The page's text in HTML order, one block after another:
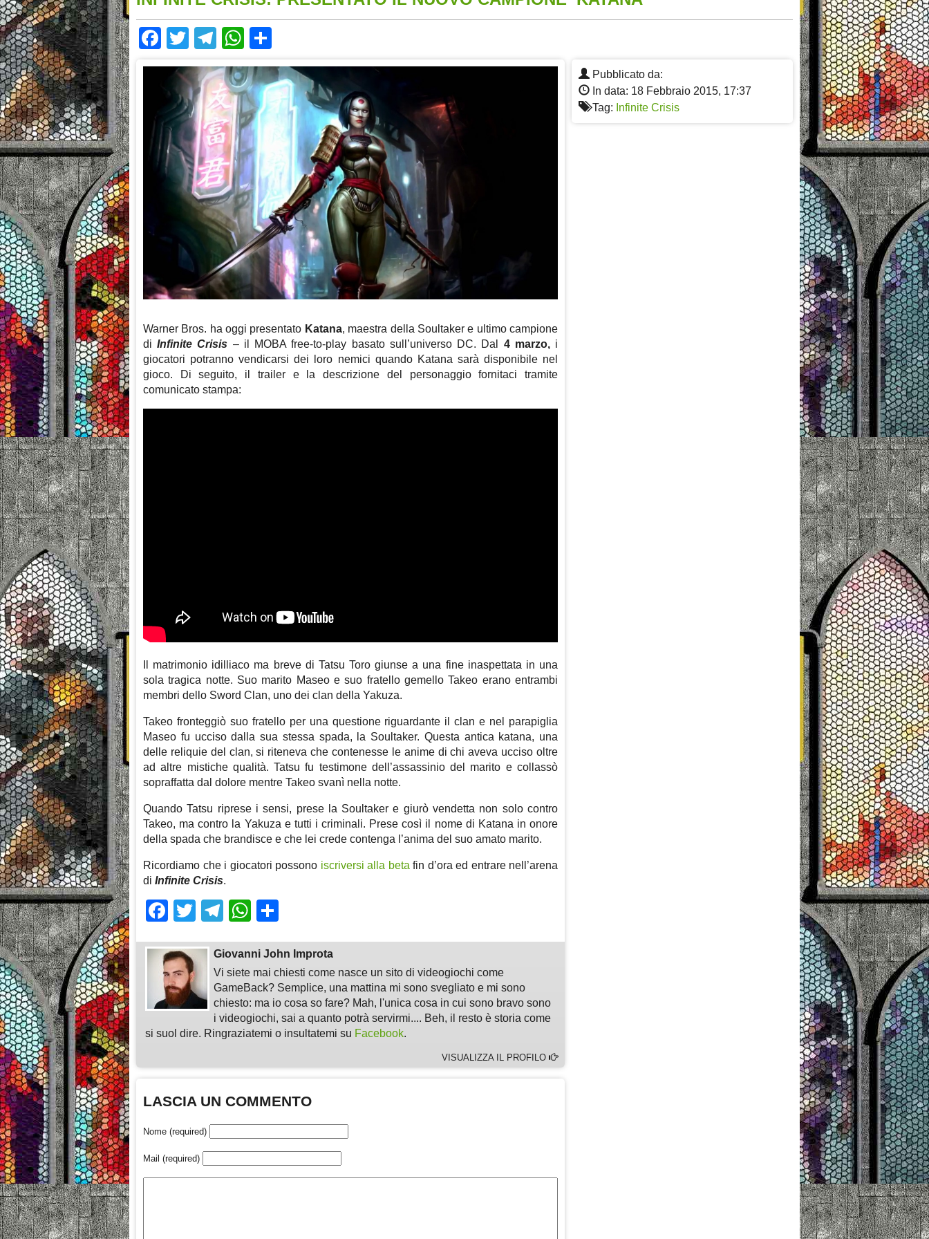
Facebook
TwitterTelegram
WhatsApp
Pubblicato da:
In data: 18 Febbraio 2015, 17:37
Tag: Infinite Crisis
Warner Bros. ha oggi presentato Katana, maestra della Soultaker e ultimo campione
diInfinite Crisis – il MOBA free-to-play basato sull’universo DC. Dal 4 marzo,i
giocatori potranno vendicarsi dei loro nemici quando Katana sarà disponibile nel
gioco. Di seguito, il trailer e la descrizione del personaggio fornitaci tramite
comunicato stampa:
Il matrimonio idilliaco ma breve di Tatsu Toro giunse a una fine inaspettata in una
sola tragica notte. Suo marito Maseo e suo fratello gemello Takeo erano entrambi
membri dello Sword Clan, uno dei clan della Yakuza.
Takeo fronteggiò suo fratello per una questione riguardante il clan e nel parapiglia
Maseo fu ucciso dalla sua stessa spada, la Soultaker. Questa antica katana, una
delle reliquie del clan, si riteneva che contenesse le anime di chi aveva ucciso oltre
ad altre mistiche qualità. Tatsu fu testimone dell’assassinio del marito e collassò
sopraffatta dal dolore mentre Takeo svanì nella notte.
Quando Tatsu riprese i sensi, prese la Soultaker e giurò vendetta non solo contro
Takeo, ma contro la Yakuza e tutti i criminali. Prese così il nome di Katana in onore
della spada che brandisce e che lei crede contenga l’anima del suo amato marito.
Ricordiamo che i giocatori possono iscriversi alla beta fin d’ora ed entrare nell’arena
di Infinite Crisis.
Facebook
TwitterTelegram
WhatsApp
Giovanni John Improta
Vi siete mai chiesti come nasce un sito di videogiochi come
GameBack? Semplice, una mattina mi sono svegliato e mi sono
chiesto: ma io cosa so fare? Mah, l'unica cosa in cui sono bravo sono
i videogiochi, sai a quanto potrà servirmi.... Beh, il resto è storia come
si suol dire. Ringraziatemi o insultatemi su Facebook.
VISUALIZZA IL PROFILO
LASCIA UN COMMENTO
Nome (required)
Mail (required)